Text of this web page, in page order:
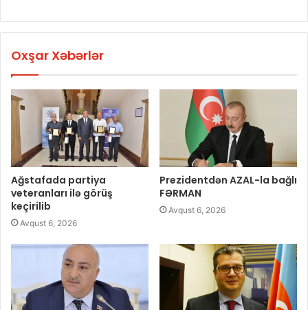
Oxşar Xəbərlər
Ağstafada partiya
veteranları ilə görüş
keçirilib
Avqust 6, 2026
Prezidentdən AZAL-la bağlı
FƏRMAN
Avqust 6, 2026